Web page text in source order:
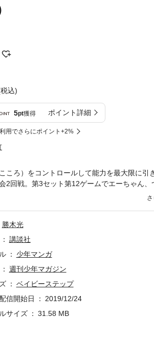
込)
5pt獲得 ポイント詳細
用でさらにポイント+2%
ころ）をコントロールして能力を最大限に
2回戦。第3セット第12ゲームでエーちゃん
そ真価を発揮する井出（いで）。このまま簡
勝木光
講談社
少年マンガ
週刊少年マガジン
ベイビーステップ
信開始日
2019/12/24
サイズ
31.58 MB